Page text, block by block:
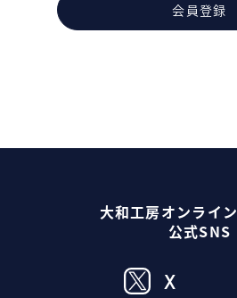
会員登録
大和工房オンライ
公式SNS
X